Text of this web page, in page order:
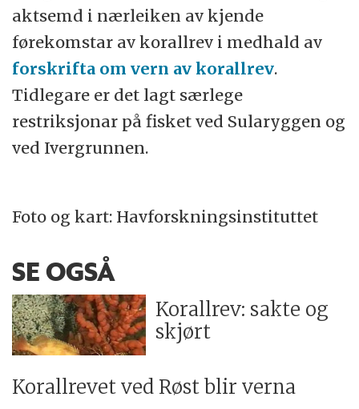
aktsemd i nærleiken av kjende
førekomstar av korallrev i medhald av
forskrifta om vern av korallrev.
Tidlegare er det lagt særlege
restriksjonar på fisket ved Sularyggen og
ved Ivergrunnen.
Foto og kart: Havforskningsinstituttet
SE OGSÅ
Korallrev: sakte og
skjørt
Korallrevet ved Røst blir verna